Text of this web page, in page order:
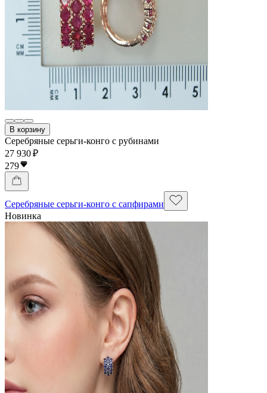
В корзину
Серебряные серьги-конго с рубинами
27 930 ₽
279
Серебряные серьги-конго с сапфирами
Новинка